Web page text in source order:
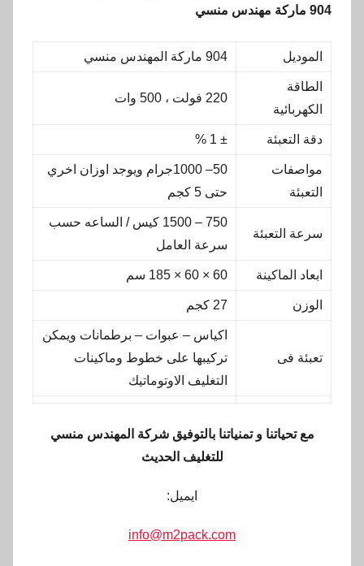
904 ماركة مهندس منسي
الموديل 904 ماركة المهندس منسي
الطاقة
الكهربائية
220 فولت ، 500 وات
دقة التعبئة ± 1 %
مواصفات
التعبئة
50– 1000جرام ويوجد اوزان اخري
حتى 5 كجم
سرعة التعبئة
750 – 1500 كيس / الساعه حسب
سرعة العامل
ابعاد الماكينة 60 × 60 × 185 سم
الوزن 27 كجم
تعبئة فى
اكياس – عبوات – برطمانات ويمكن
تركيبها على خطوط وماكينات
التغليف الاوتوماتيك
مع تحياتنا و تمنياتنا بالتوفيق شركة المهندس منسي
للتغليف الحديث
ايميل:
info@m2pack.com